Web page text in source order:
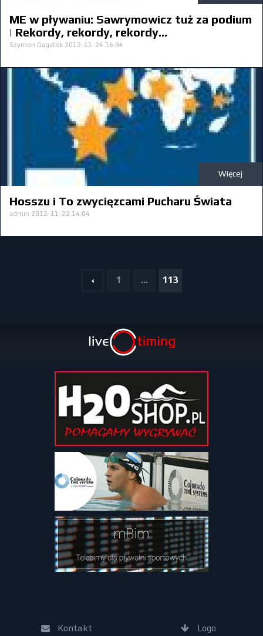
ME w pływaniu: Sawrymowicz tuż za podium
| Rekordy, rekordy, rekordy...
Szymon Gagatek 2012-11-24 16:34
Więcej
Hosszu i To zwycięzcami Pucharu Świata
admin 2012-11-22 14:04
1 ... 113
Kontakt Logo